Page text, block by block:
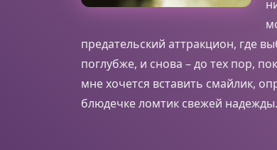
предательский аттракцион, где
поглубже, и снова – до тех пор,
мне хочется вставить смайлик,
блюдечке ломтик свежей надежды.